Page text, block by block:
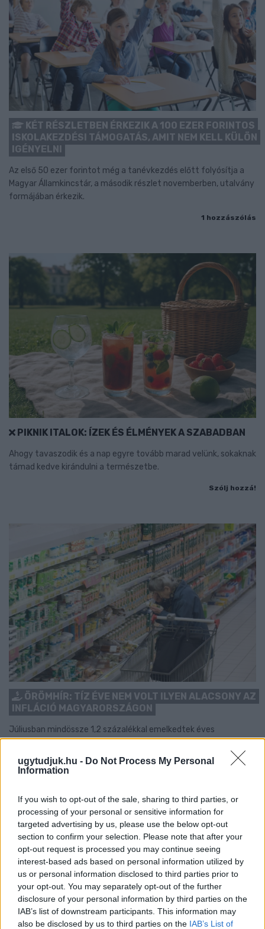
ugytudjuk.hu - Do Not Process My Personal
Information
If you wish to opt-out of the sale, sharing to third parties, or
processing of your personal or sensitive information for
targeted advertising by us, please use the below opt-out
section to confirm your selection. Please note that after your
opt-out request is processed you may continue seeing
interest-based ads based on personal information utilized by
us or personal information disclosed to third parties prior to
your opt-out. You may separately opt-out of the further
disclosure of your personal information by third parties on the
IAB’s list of downstream participants. This information may
also be disclosed by us to third parties on the IAB’s List of
KÉT RÉSZLETBEN ÉRKEZIK A 100 EZER FORINTOS
ISKOLAKEZDÉSI TÁMOGATÁS, AMIT NEM KELL KÜLÖN
IGÉNYELNI
Az első 50 ezer forintot még a tanévkezdés előtt folyósítja a
Magyar Államkincstár, a második részlet novemberben, utalvány
formájában érkezik.
1 hozzászólás
PIKNIK ITALOK: ÍZEK ÉS ÉLMÉNYEK A SZABADBAN
Ahogy tavaszodik és a nap egyre tovább marad velünk, sokaknak
támad kedve kirándulni a természetbe.
Szólj hozzá!
ÖRÖMHÍR: TÍZ ÉVE NEM VOLT ILYEN ALACSONY AZ
INFLÁCIÓ MAGYARORSZÁGON
Júliusban mindössze 1,2 százalékkal emelkedtek éves
összevetésben a fogyasztói árak, miközben az élelmiszerek ára
már csökkent.